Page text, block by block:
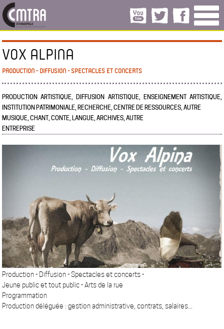
VOX ALPINA
PRODUCTION - DIFFUSION - SPECTACLES ET CONCERTS
PRODUCTION ARTISTIQUE, DIFFUSION ARTISTIQUE, ENSEIGNEMENT ARTISTIQUE,
INSTITUTION PATRIMONIALE, RECHERCHE, CENTRE DE RESSOURCES, AUTRE
MUSIQUE, CHANT, CONTE, LANGUE, ARCHIVES, AUTRE
ENTREPRISE
Production - Diffusion - Spectacles et concerts -
Jeune public et tout public - Arts de la rue
Programmation
Production déléguée : gestion administrative, contrats, salaires...